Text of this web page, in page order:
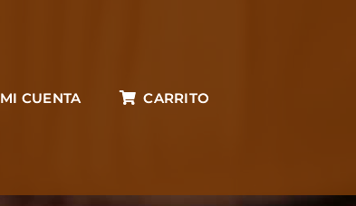
MI CUENTA CARRITO